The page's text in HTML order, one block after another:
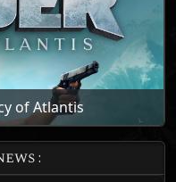
of Atlantis
: